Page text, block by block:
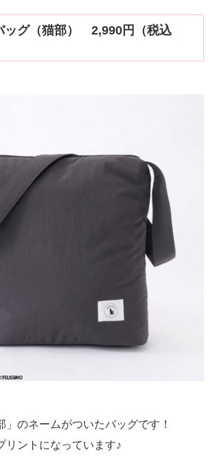
ッグ（猫部） 2,990円（税込
」のネームがついたバッグです！
リントになっています♪